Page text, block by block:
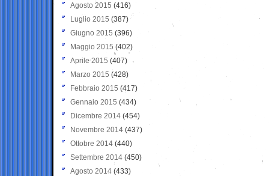
Agosto 2015 (416)
Luglio 2015 (387)
Giugno 2015 (396)
Maggio 2015 (402)
Aprile 2015 (407)
Marzo 2015 (428)
Febbraio 2015 (417)
Gennaio 2015 (434)
Dicembre 2014 (454)
Novembre 2014 (437)
Ottobre 2014 (440)
Settembre 2014 (450)
Agosto 2014 (433)